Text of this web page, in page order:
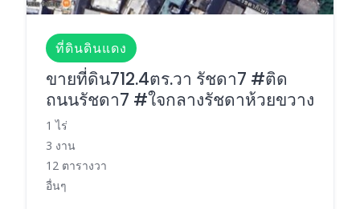
ที่ดินดินแดง
ขายที่ดิน712.4ตร.วา รัชดา7 #ติด
ถนนรัชดา7 #ใจกลางรัชดาห้วยขวาง
1 ไร่
3 งาน
12 ตารางวา
อื่นๆ